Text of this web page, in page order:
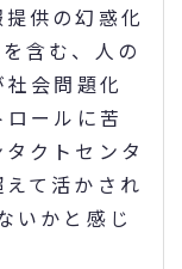
供の幻惑化
含む、人の
会問題化
ールに苦
クトセンタ
て活かされ
いかと感じ